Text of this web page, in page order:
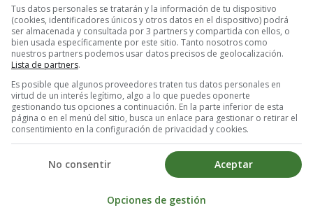
el horno a 180 grados. Cubre el fondo interior y los lados de un
Envuelve también el fondo exterior con papel de aluminio y
la azúcar morena y la mantequilla derretida hasta que se
para subir bastante por los lados del molde. Necesitas que cubra
Tus datos personales se tratarán y la información de tu dispositivo
(cookies, identificadores únicos y otros datos en el dispositivo) podrá
ser almacenada y consultada por 3 partners y compartida con ellos, o
bien usada específicamente por este sitio. Tanto nosotros como
nuestros partners podemos usar datos precisos de geolocalización.
Lista de partners.
Es posible que algunos proveedores traten tus datos personales en
virtud de un interés legítimo, algo a lo que puedes oponerte
gestionando tus opciones a continuación. En la parte inferior de esta
página o en el menú del sitio, busca un enlace para gestionar o retirar el
consentimiento en la configuración de privacidad y cookies.
Aceptar
No consentir
Opciones de gestión